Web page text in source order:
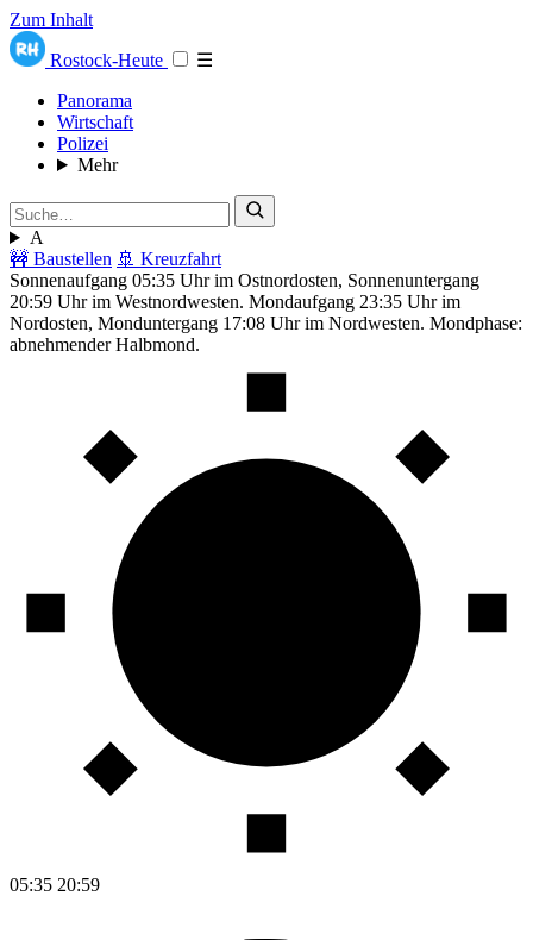
Zum Inhalt
Rostock-Heute
☰
Panorama
Wirtschaft
Polizei
Mehr
A
🚧 Baustellen 🚢 Kreuzfahrt
Sonnenaufgang 05:35 Uhr im Ostnordosten, Sonnenuntergang
20:59 Uhr im Westnordwesten. Mondaufgang 23:35 Uhr im
Nordosten, Monduntergang 17:08 Uhr im Nordwesten. Mondphase:
abnehmender Halbmond.
05:35 20:59